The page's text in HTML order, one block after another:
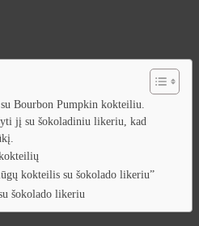
Bourbon Pumpkin kokteiliu.
jį su šokoladiniu likeriu, kad
kokteilis su šokolado likeriu”
šokolado likeriu